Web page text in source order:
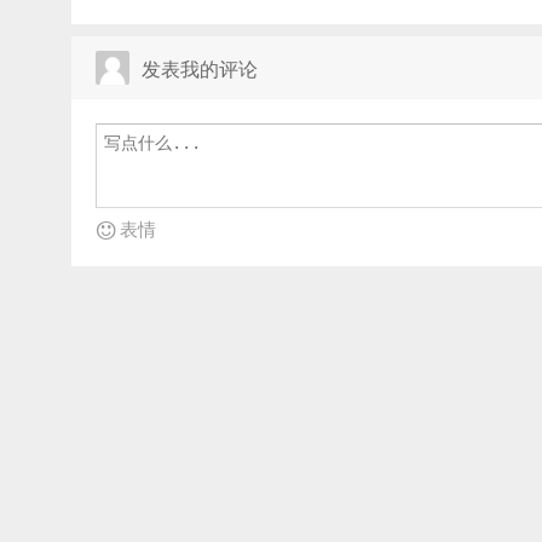
发表我的评论
表情